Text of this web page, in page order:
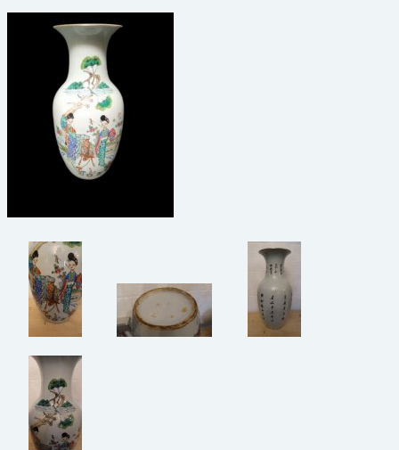
beelden
meubels
reclamevoorwerpen/merken
curiosa
schilderijen
medailles/munten/bankbiljetten
ets/tekening/litho/gravure
glaswerk
lamp/luchter
speelgoed
zilverwerk
CONTACT